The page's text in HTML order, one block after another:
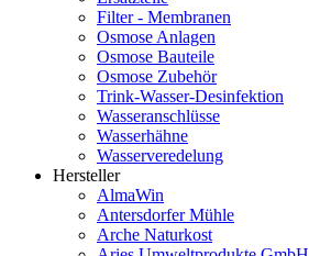
Filter - Membranen
Osmose Anlagen
Osmose Bauteile
Osmose Zubehör
Trink-Wasser-Desinfektion
Wasseranschlüsse
Wasserhähne
Wasserveredelung
Hersteller
AlmaWin
Antersdorfer Mühle
Arche Naturkost